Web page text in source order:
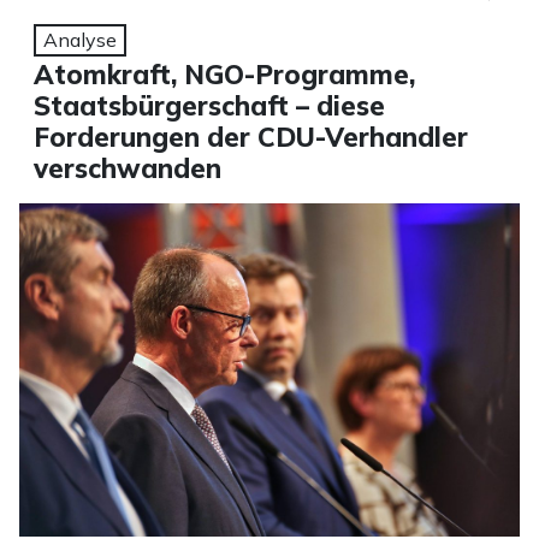
Analyse
Atomkraft, NGO-Programme,
Staatsbürgerschaft – diese
Forderungen der CDU-Verhandler
verschwanden